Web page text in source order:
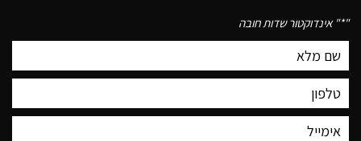
"
*" אינדוקטור שדות חובה